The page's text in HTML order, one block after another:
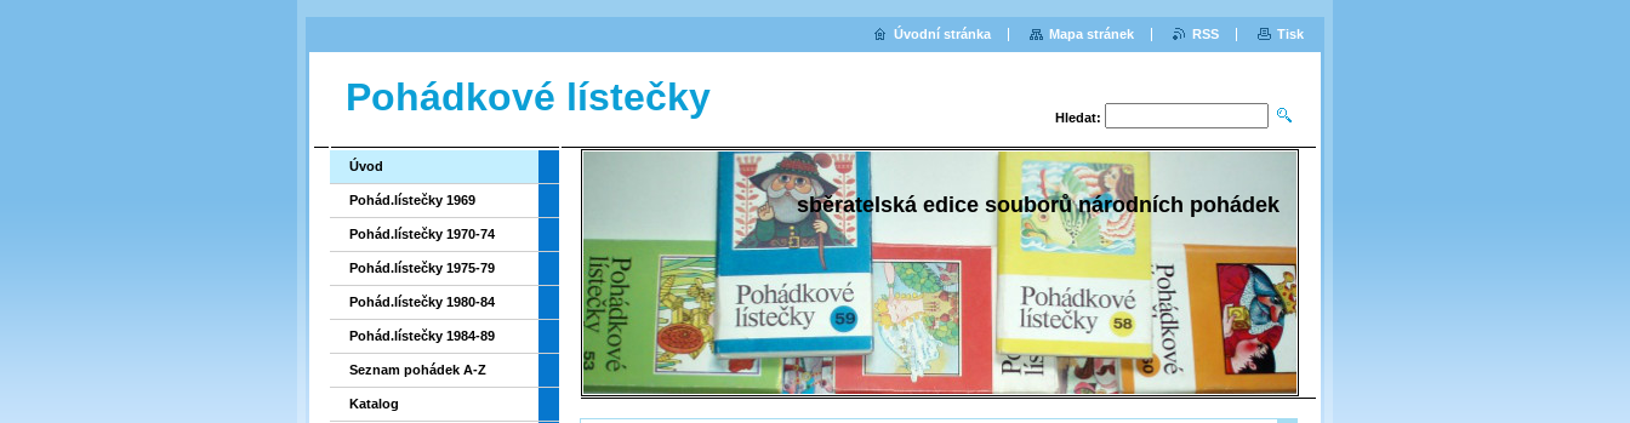
Pohádkové lístečky Hledat:
sběratelská edice souborů národních pohádek
Úvod
Pohád.lístečky 1969
Pohád.lístečky 1970-74
Pohád.lístečky 1975-79
Pohád.lístečky 1980-84
Pohád.lístečky 1984-89
Seznam pohádek A-Z
Katalog
Úvodní stránka Mapa stránek RSS Tisk